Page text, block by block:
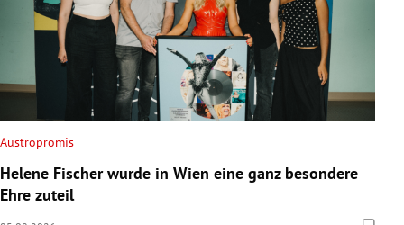
Austropromis
Helene Fischer wurde in Wien eine ganz besondere
Ehre zuteil